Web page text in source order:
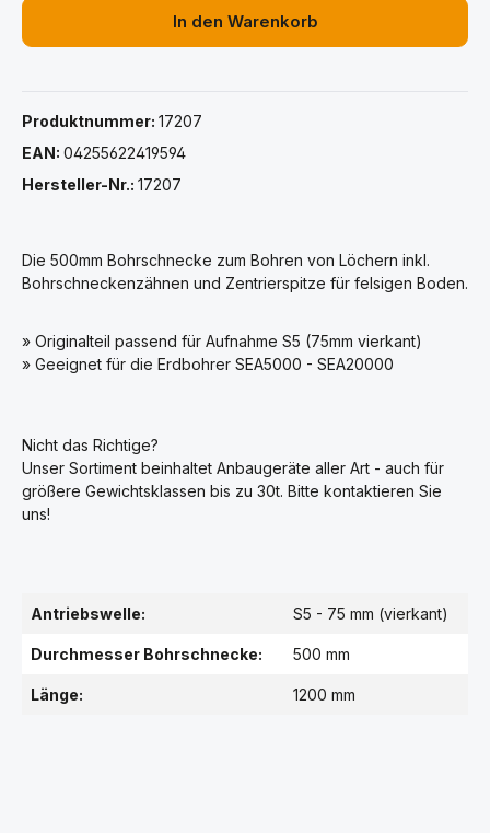
In den Warenkorb
Produktnummer: 17207
EAN: 04255622419594
Hersteller-Nr.: 17207
Die 500mm Bohrschnecke zum Bohren von Löchern inkl.
Bohrschneckenzähnen und Zentrierspitze für felsigen Boden.
» Originalteil passend für Aufnahme S5 (75mm vierkant)
» Geeignet für die Erdbohrer SEA5000 - SEA20000
Nicht das Richtige?
Unser Sortiment beinhaltet Anbaugeräte aller Art - auch für
größere Gewichtsklassen bis zu 30t. Bitte kontaktieren Sie
uns!
Antriebswelle: S5 - 75 mm (vierkant)
Durchmesser Bohrschnecke: 500 mm
Länge: 1200 mm